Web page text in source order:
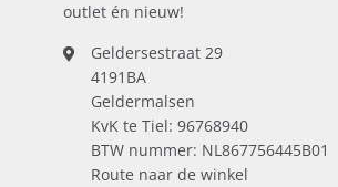
outlet én nieuw!
Geldersestraat 29
4191BA
Geldermalsen
KvK te Tiel: 96768940
BTW nummer: NL867756445B01
Route naar de winkel